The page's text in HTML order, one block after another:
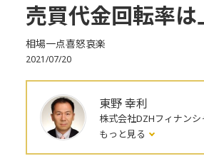
売買代金回転率
相場一点喜怒哀楽
2021/07/20
東野 幸利
株式会社DZHフィナン
もっと見る